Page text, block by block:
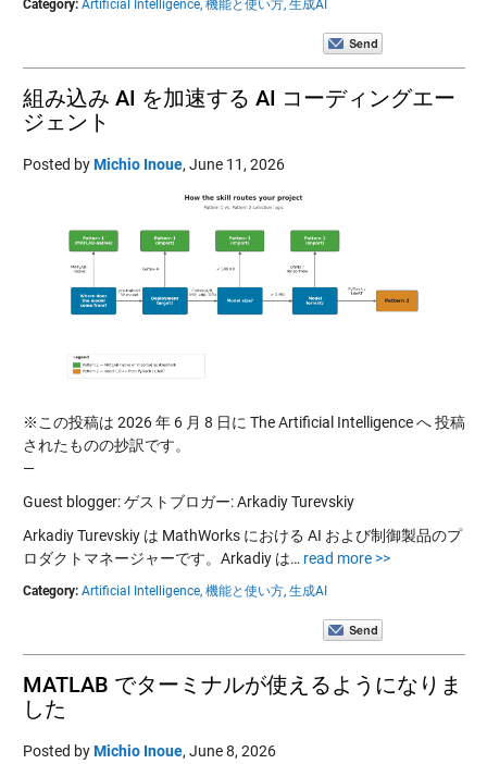
Category: Artificial Intelligence, 機能と使い方, 生成AI
組み込み AI を加速する AI コーディングエー
ジェント
Posted byMichio Inoue, June 11, 2026
※この投稿は 2026 年 6 月 8 日に The Artificial Intelligence へ 投稿
されたものの抄訳です。
—
Guest blogger: ゲストブロガー: Arkadiy Turevskiy
Arkadiy Turevskiy は MathWorks における AI および制御製品のプ
ロダクトマネージャーです。Arkadiy は… read more >>
Category: Artificial Intelligence, 機能と使い方, 生成AI
MATLAB でターミナルが使えるようになりま
した
Posted byMichio Inoue, June 8, 2026